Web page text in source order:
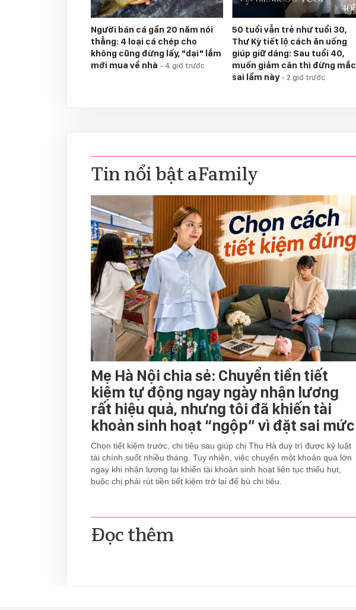
Người bán cá gần 20 năm nói
thẳng: 4 loại cá chép cho
không cũng đừng lấy, "dại" lắm
mới mua về nhà - 4 giờ trước
50 tuổi vẫn trẻ như tuổi 30,
Thư Kỳ tiết lộ cách ăn uống
giúp giữ dáng: Sau tuổi 40,
muốn giảm cân thì đừng mắc
sai lầm này - 2 giờ trước
Tin nổi bật aFamily
Mẹ Hà Nội chia sẻ: Chuyển tiền tiết
kiệm tự động ngay ngày nhận lương
rất hiệu quả, nhưng tôi đã khiến tài
khoản sinh hoạt “ngộp” vì đặt sai mức
Chọn tiết kiệm trước, chi tiêu sau giúp chị Thu Hà duy trì được kỷ luật
tài chính suốt nhiều tháng. Tuy nhiên, việc chuyển một khoản quá lớn
ngay khi nhận lương lại khiến tài khoản sinh hoạt liên tục thiếu hụt,
buộc chị phải rút tiền tiết kiệm trở lại để bù chi tiêu.
Đọc thêm